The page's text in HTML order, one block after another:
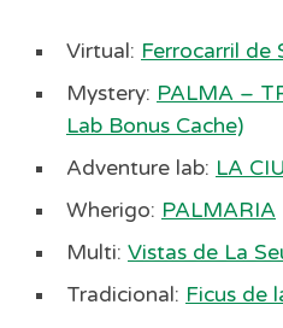
Virtual: Ferrocarril de
Mystery: PALMA –
Lab Bonus Cache)
Adventure lab: LA
Wherigo: PALMARIA
Multi: Vistas de La
Tradicional: Ficus de